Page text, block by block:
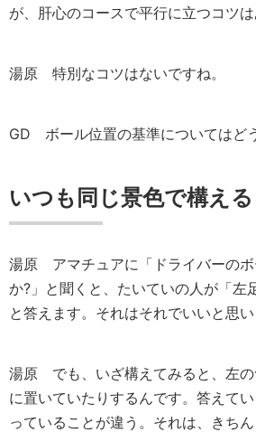
が、肝心のコースで平行に立つコツ
湯原 特別なコツはないですね。
GD ボール位置の基準についてはど
いつも同じ景色で構える
湯原 アマチュアに「ドライバーの
か?」と聞くと、たいていの人が「左
と答えます。それはそれでいいと思い
湯原 でも、いざ構えてみると、左
に置いていたりするんです。答えて
っていることが違う。それは、きち